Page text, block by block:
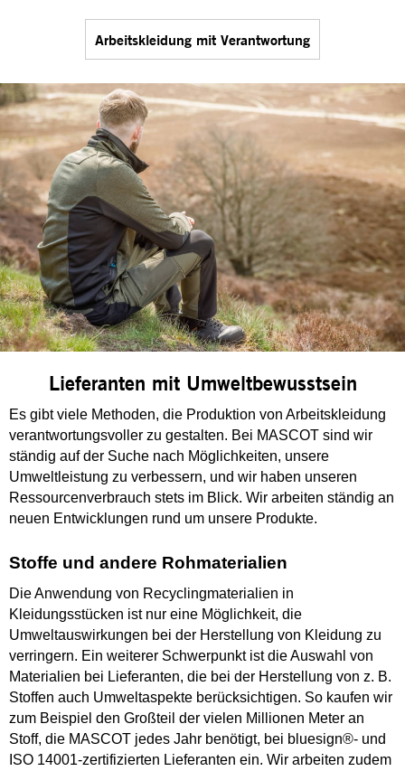
Arbeitskleidung mit Verantwortung
Lieferanten mit Umweltbewusstsein
Es gibt viele Methoden, die Produktion von Arbeitskleidung
verantwortungsvoller zu gestalten. Bei MASCOT sind wir
ständig auf der Suche nach Möglichkeiten, unsere
Umweltleistung zu verbessern, und wir haben unseren
Ressourcenverbrauch stets im Blick. Wir arbeiten ständig an
neuen Entwicklungen rund um unsere Produkte.
Stoffe und andere Rohmaterialien
Die Anwendung von Recyclingmaterialien in
Kleidungsstücken ist nur eine Möglichkeit, die
Umweltauswirkungen bei der Herstellung von Kleidung zu
verringern. Ein weiterer Schwerpunkt ist die Auswahl von
Materialien bei Lieferanten, die bei der Herstellung von z. B.
Stoffen auch Umweltaspekte berücksichtigen. So kaufen wir
zum Beispiel den Großteil der vielen Millionen Meter an
Stoff, die MASCOT jedes Jahr benötigt, bei bluesign®- und
ISO 14001-zertifizierten Lieferanten ein. Wir arbeiten zudem